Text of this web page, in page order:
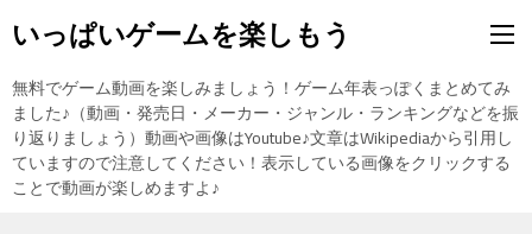
いっぱいゲームを楽しもう
無料でゲーム動画を楽しみましょう！ゲーム年表っぽくまとめてみ
ました♪（動画・発売日・メーカー・ジャンル・ランキングなどを振
り返りましょう）動画や画像はYoutube♪文章はWikipediaから引用し
ていますので注意してください！表示している画像をクリックする
ことで動画が楽しめますよ♪